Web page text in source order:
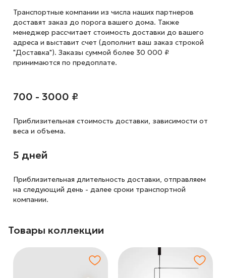
Транспортные компании из числа наших партнеров
доставят заказ до порога вашего дома. Также
менеджер рассчитает стоимость доставки до вашего
адреса и выставит счет (дополнит ваш заказ строкой
"Доставка"). Заказы суммой более 30 000 ₽
принимаются по предоплате.
700 - 3000 ₽
Приблизительная стоимость доставки, зависимости от
веса и объема.
5 дней
Приблизительная длительность доставки, отправляем
на следующий день - далее сроки транспортной
компании.
Товары коллекции